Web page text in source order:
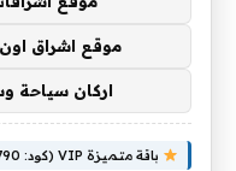
موقع اشراق اون
اركان سياحة
باقة متميزة VIP (كود: AA26790):